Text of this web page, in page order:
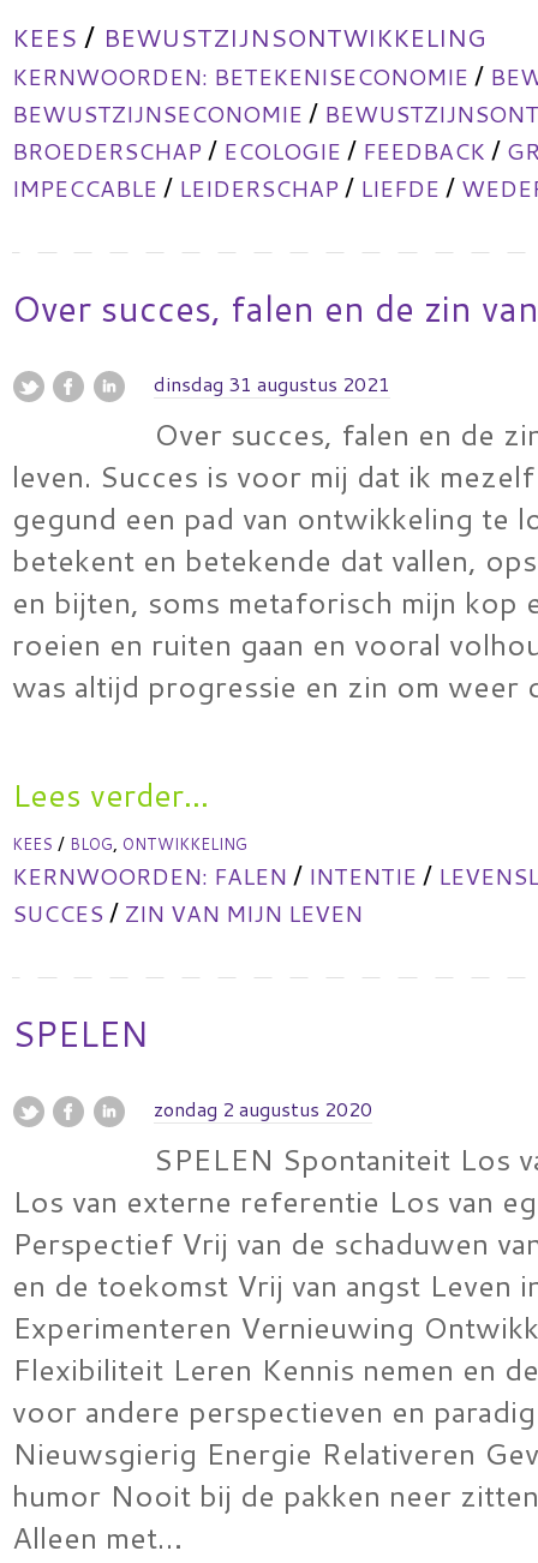
KEES / BEWUSTZIJNSONTWIKKELING
KERNWOORDEN: BETEKENISECONOMIE /
BEWUSTZIJNSECONOMIE /
BROEDERSCHAP / ECOLOGIE / FEEDBACK /
IMPECCABLE / LEIDERSCHAP / LIEFDE /
Over succes, falen en de zin
dinsdag 31 augustus 2021
Over succes, falen en de
leven. Succes is voor mij dat ik
gegund een pad van ontwikkeling te
betekent en betekende dat vallen,
en bijten, soms metaforisch mijn kop
roeien en ruiten gaan en vooral
was altijd progressie en zin om
Lees verder...
KEES / BLOG, ONTWIKKELING
KERNWOORDEN: FALEN / INTENTIE /
SUCCES / ZIN VAN MIJN LEVEN
SPELEN
zondag 2 augustus 2020
SPELEN Spontaniteit Los
Los van externe referentie Los van
Perspectief Vrij van de schaduwen
en de toekomst Vrij van angst Leven
Experimenteren Vernieuwing
Flexibiliteit Leren Kennis nemen en
voor andere perspectieven en
Nieuwsgierig Energie Relativeren
humor Nooit bij de pakken neer
Alleen met…